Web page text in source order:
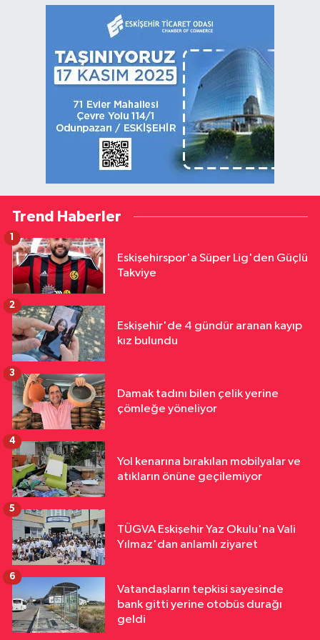
Trend Haberler
Eskişehirspor'a Süper Lig'den Güçlü
Takviye
1
Eskişehir'de 4 gündür aranan kayıp
kız bulundu
2
Damak tadını bilen çelik yerine
çömleğe yöneliyor
3
Yol kenarına bırakılan mobilyalar ve
atıkların önüne geçilemiyor
4
TÜGVA Eskişehir Yaz Okulu'na Vali
Yılmaz'dan anlamlı ziyaret
5
Vatandaşların tepkisi sayesinde
bank gitti yerine otobüs durağı
geldi
6